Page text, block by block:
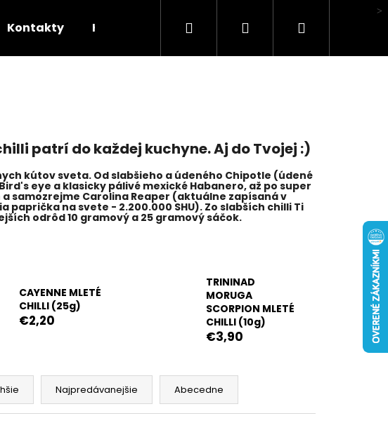
Kontakty Hodnotenie obchoduHľadať PrihlásenieNákupný
patrí do každej kuchyne. Aj do Tvojej :)
kútov sveta. Od slabšieho a údeného Chipotle (údené
eye a klasicky pálivé mexické Habanero, až po super
samozrejme Carolina Reaper (aktuálne zapísaná v
na svete - 2.200.000 SHU). Zo slabších chilli Ti
odrôd 10 gramový a 25 gramový sáčok.
CAYENNE MLETÉ
CHILLI (25g)
€2,20
TRININAD
MORUGA
SCORPION MLETÉ
CHILLI (10g)
€3,90
Najpredávanejšie Abecedne
PACK "PÁLI MA HUBA"